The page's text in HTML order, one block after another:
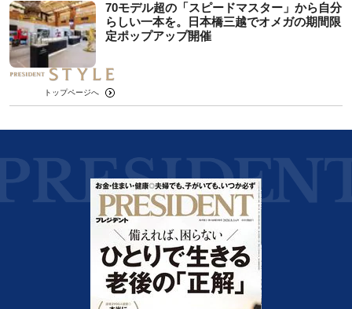
70モデル超の「スピードマスター」から自分
らしい一本を。日本橋三越でオメガの期間限
定ポップアップ開催
トップページへ